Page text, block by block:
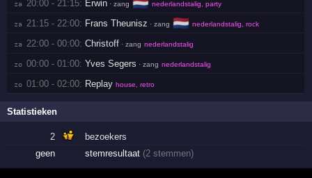
za 20:00 - 21:15: Erwin · zang 🇳🇱 nederlandstalig, party
za 21:15 - 22:00: Frans Theunisz · zang 🇳🇱 nederlandstalig, rock
za 22:00 - 00:00: Christoff · zang nederlandstalig
zo 00:00 - 01:00: Yves Segers · zang nederlandstalig
zo 01:00 - 02:00: Replay house, retro
Statistieken
2
bezoekers
geen
stemresultaat (2 stemmen)